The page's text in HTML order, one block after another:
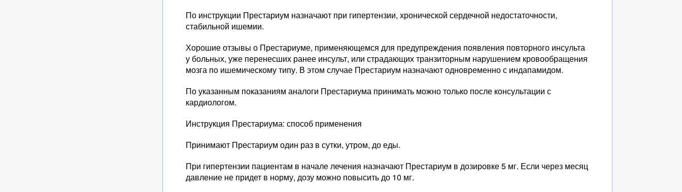
По инструкции Престариум назначают при гипертензии, хронической сердечной недостаточности,
стабильной ишемии.
Хорошие отзывы о Престариуме, применяющемся для предупреждения появления повторного инсульта
у больных, уже перенесших ранее инсульт, или страдающих транзиторным нарушением кровообращения
мозга по ишемическому типу. В этом случае Престариум назначают одновременно с индапамидом.
По указанным показаниям аналоги Престариума принимать можно только после консультации с
кардиологом.
Инструкция Престариума: способ применения
Принимают Престариум один раз в сутки, утром, до еды.
При гипертензии пациентам в начале лечения назначают Престариум в дозировке 5 мг. Если через месяц
давление не придет в норму, дозу можно повысить до 10 мг.